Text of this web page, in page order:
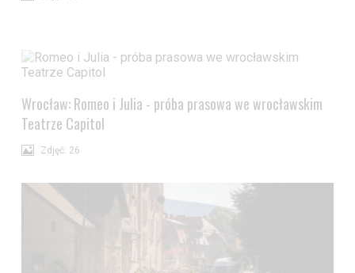
Wrocław: Romeo i Julia - próba prasowa we wrocławskim
Teatrze Capitol
Zdjęć: 26